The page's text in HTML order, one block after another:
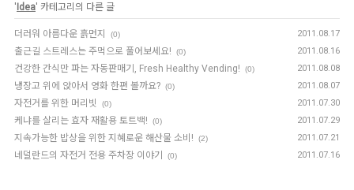
'Idea' 카테고리의 다른 글
더러워 아름다운 흙먼지 (0) 2011.08.17
출근길 스트레스는 주먹으로 풀어보세요! (0) 2011.08.16
건강한 간식만 파는 자동판매기, Fresh Healthy Vending! (0) 2011.08.08
냉장고 위에 앉아서 영화 한편 볼까요? (0) 2011.08.07
자전거를 위한 머리빗 (0) 2011.07.30
케냐를 살리는 효자 재활용 토트백! (0) 2011.07.29
지속가능한 밥상을 위한 지혜로운 해산물 소비! (2) 2011.07.21
네덜란드의 자전거 전용 주차장 이야기 (0) 2011.07.16